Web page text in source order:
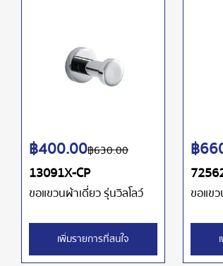
13091X-CP
ขอแขวนผ้าเดี่ยว รุ่นวิลโลว์
฿630.00
฿400.00
เพิ่มรายการที่สนใจ
ขอแข
฿